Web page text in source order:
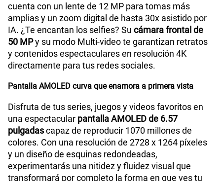
cuenta con un lente de 12 MP para tomas más
amplias y un zoom digital de hasta 30x asistido por
IA. ¿Te encantan los selfies? Su cámara frontal de
50 MPy su modo Multi-video te garantizan retratos
y contenidos espectaculares en resolución 4K
directamente para tus redes sociales.
Pantalla AMOLED curva que enamora a primera vista
Disfruta de tus series, juegos y videos favoritos en
una espectacular pantalla AMOLED de 6.57
pulgadascapaz de reproducir 1070 millones de
colores. Con una resolución de 2728 x 1264 píxeles
y un diseño de esquinas redondeadas,
experimentarás una nitidez y fluidez visual que
transformará por completo la forma en que ves tu